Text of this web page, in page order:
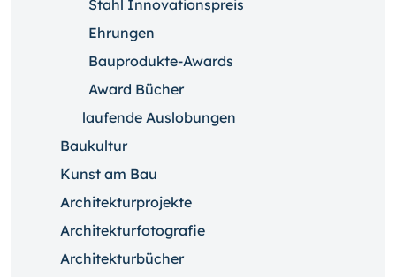
Stahl Innovationspreis
Ehrungen
Bauprodukte-Awards
Award Bücher
laufende Auslobungen
Baukultur
Kunst am Bau
Architekturprojekte
Architekturfotografie
Architekturbücher